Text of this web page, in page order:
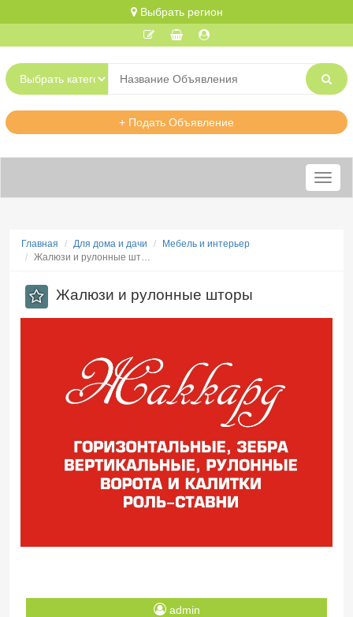
Выбрать регион
+ Подать Объявление
Меню
Главная Для дома и дачи
Мебель и интерьер
Жалюзи и рулонные шт…
Жалюзи и рулонные шторы
admin